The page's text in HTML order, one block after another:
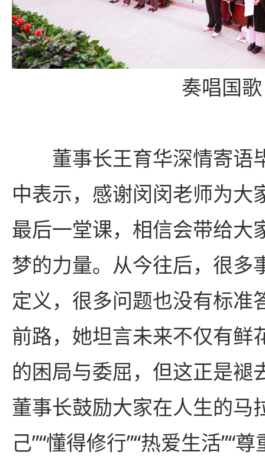
奏唱国歌
董事长王育华深情寄语
中表示，感谢闵闵老师为大
最后一堂课，相信会带给大
梦的力量。从今往后，很多
定义，很多问题也没有标准
前路，她坦言未来不仅有鲜
的困局与委屈，但这正是褪
董事长鼓励大家在人生的马
己”“懂得修行”“热爱生活”“